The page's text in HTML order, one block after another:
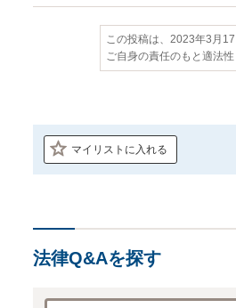
この投稿は、2023年3月17
ご自身の責任のもと適法
マイリストに入れる
法律Q&Aを探す